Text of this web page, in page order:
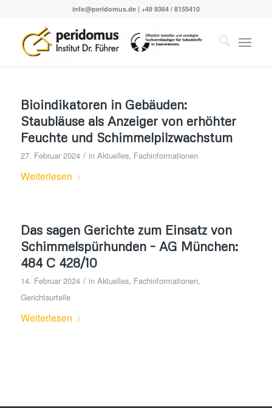
info@peridomus.de| +49 9364 / 8155410
Bioindikatoren in Gebäuden:
Staubläuse als Anzeiger von erhöhter
Feuchte und Schimmelpilzwachstum
27. Februar 2024 / in Aktuelles, Fachinformationen
Weiterlesen
Das sagen Gerichte zum Einsatz von
Schimmelspürhunden – AG München:
484 C 428/10
14. Februar 2024 / in Aktuelles, Fachinformationen,
Gerichtsurteile
Weiterlesen